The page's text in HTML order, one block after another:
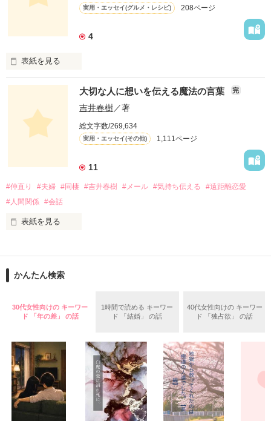
自分が楽しいこと、好きなことだけやってきたね。
この物語は自分の体験をもとに綴ったフィクションです。
作品を読む
実用・エッセイ(グルメ・レシピ) 208ページ
4
表紙を見る
「オーダー承ります！」は、
お昼のTV番組『ありがとッ！』（テレビ神奈川）
にて、山川恵里佳さんがオススメの料理を
紹介する人気コーナー。
毎週番組への問い合わせが絶えないという、
この話題のレシピを山川さんが
いつもの一品として気軽に取り入れられる
簡単便利なアイデアが満載。
ご主人・おさるさんの感想や、
参考にもぜひどうぞ！
大切な人に想いを伝える魔法の言葉 完
吉井春樹／著
総文字数/269,634
実用・エッセイ(その他) 1,111ページ
11
#仲直り #夫婦 #同棲 #吉井春樹 #メール #気持ち伝える
#遠距離恋愛
#人間関係 #会話
表紙を見る
コピーライターとして徹夜つづきの日々を過ごすかたわら、妻
の女性読者の共感を呼んだことで『しあわせが、しあわせを、
この作品は吉井さん直伝の、気持ちをもっと上手に伝える、こ
「ありがとう」「すきです」「ごめんなさい」「だいじょう
ぶ」「よくできました」など、大切な誰かに感謝や好意、励ま
しのメッセージを伝える小さなテクニックについて解説すると
ともに、その言葉を用いることで自分自身を見つめるきっかけ
も促してくれる、「気持ちの伝え方」「自分らしさの磨き方」
かんたん検索
30代女性向けの キーワー
ド 「年の差」 の話
1時間で読める キーワー
ド 「結婚」 の話
40代女性向けの キーワー
ド 「独占欲」 の話